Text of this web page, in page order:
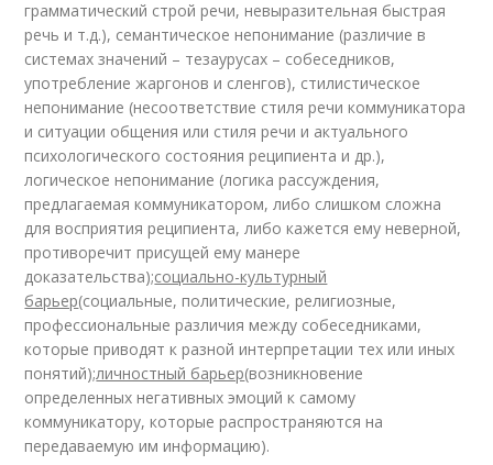
грамматический строй речи, невыразительная быстрая
речь и т.д.), семантическое непонимание (различие в
системах значений – тезаурусах – собеседников,
употребление жаргонов и сленгов), стилистическое
непонимание (несоответствие стиля речи коммуникатора
и ситуации общения или стиля речи и актуального
психологического состояния реципиента и др.),
логическое непонимание (логика рассуждения,
предлагаемая коммуникатором, либо слишком сложна
для восприятия реципиента, либо кажется ему неверной,
противоречит присущей ему манере
доказательства);социально-культурный
барьер(социальные, политические, религиозные,
профессиональные различия между собеседниками,
которые приводят к разной интерпретации тех или иных
понятий);личностный барьер(возникновение
определенных негативных эмоций к самому
коммуникатору, которые распространяются на
передаваемую им информацию).